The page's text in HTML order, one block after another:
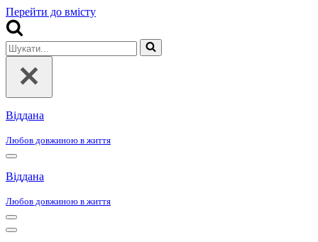
Перейти до вмісту
Шукати...
Віддана
Любов довжиною в життя
Меню
навігації
Віддана
Любов довжиною в життя
Меню
навігації
Меню